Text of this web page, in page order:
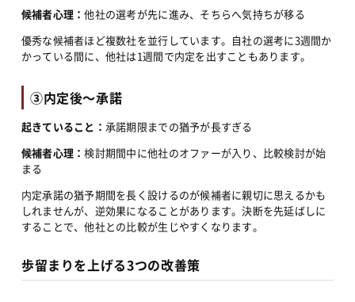
候補者心理：他社の選考が先に進み、そちらへ気持ちが移る
優秀な候補者ほど複数社を並行しています。自社の選考に3週間か
かっている間に、他社は1週間で内定を出すこともあります。
③内定後〜承諾
起きていること： 承諾期限までの猶予が長すぎる
候補者心理：検討期間中に他社のオファーが入り、比較検討が始
まる
内定承諾の猶予期間を長く設けるのが候補者に親切に思えるかも
しれませんが、逆効果になることがあります。決断を先延ばしに
することで、他社との比較が生じやすくなります。
歩留まりを上げる3つの改善策